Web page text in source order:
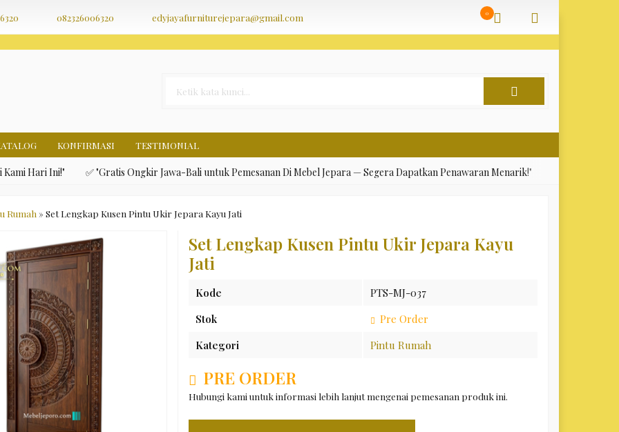
* However, the dangerous code has been removed, and the file is now safe to use. */
082326006320 edyjayafurniturejepara@gmail.com 0
KONFIRMASI TESTIMONIAL
Ini!" ✅ "Gratis Ongkir Jawa-Bali untuk Pemesanan Di Mebel Jepara — Segera Dapatkan Penawaran Menarik!" ✅ "Menerima Custom
Rumah »Set Lengkap Kusen Pintu Ukir Jepara Kayu Jati
Set Lengkap Kusen Pintu Ukir Jepara Kayu
Jati
Kode
PTS-MJ-037
Stok
Pre Order
Kategori
Pintu Rumah
PRE ORDER
Hubungi kami untuk informasi lebih lanjut mengenai pemesanan produk ini.